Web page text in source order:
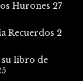
Hurones 27
Recuerdos 2
su libro de